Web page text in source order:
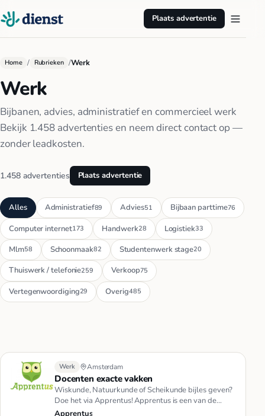
Plaats advertentie
Home / Rubrieken /Werk
Werk
Bijbanen, advies, administratief en commercieel werk
Bekijk 1.458 advertenties en neem direct contact op —
zonder leadkosten.
1.458 advertenties Plaats advertentie
Alles Administratief89 Advies51 Bijbaan parttime76
Computer internet173 Handwerk28 Logistiek33
Mlm58 Schoonmaak82 Studentenwerk stage20
Thuiswerk / telefonie259 Verkoop75
Vertegenwoordiging29 Overig485
Werk Amsterdam
Docenten exacte vakken
Wiskunde, Natuurkunde of Scheikunde bijles geven?
Doe het via Apprentus! Apprentus is een van de
grootste netwerken voor…
Apprentus